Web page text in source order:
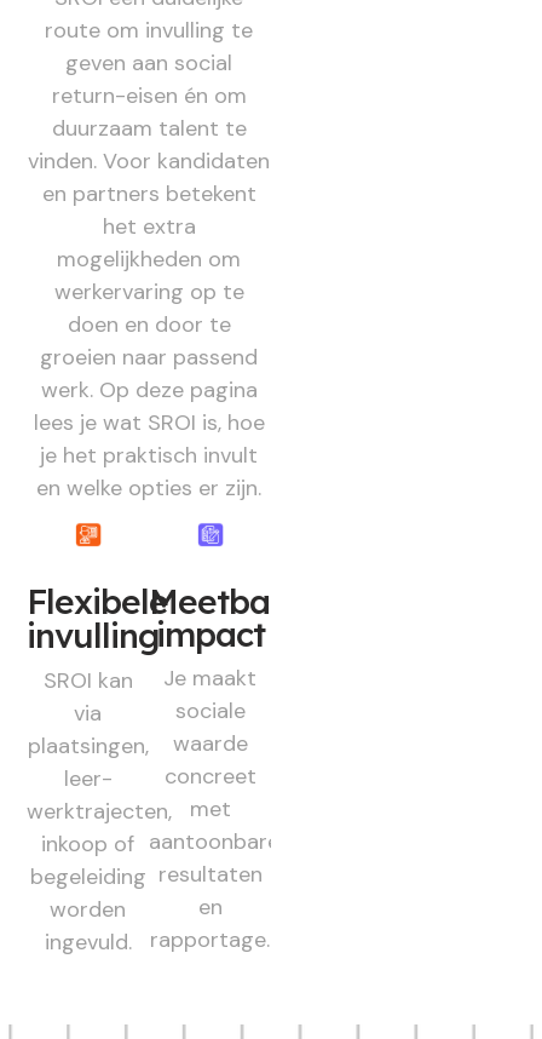
route om invulling te
geven aan social
return-eisen én om
duurzaam talent te
vinden. Voor kandidaten
en partners betekent
het extra
mogelijkheden om
werkervaring op te
doen en door te
groeien naar passend
werk. Op deze pagina
lees je wat SROI is, hoe
je het praktisch invult
en welke opties er zijn.
Flexibele
invulling
SROI kan
via
plaatsingen,
leer-
werktrajecten,
inkoop of
begeleiding
worden
ingevuld.
Meetbare
impact
Je maakt
sociale
waarde
concreet
met
aantoonbare
resultaten
en
rapportage.